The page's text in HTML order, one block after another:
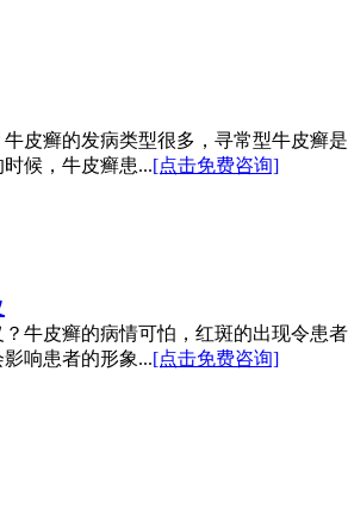
皮癣的发病类型很多，寻常型牛皮癣是
候，牛皮癣患...[点击免费咨询]
牛皮癣的病情可怕，红斑的出现令患者
响患者的形象...[点击免费咨询]